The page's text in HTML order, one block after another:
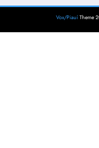
Vox/Piauí Theme